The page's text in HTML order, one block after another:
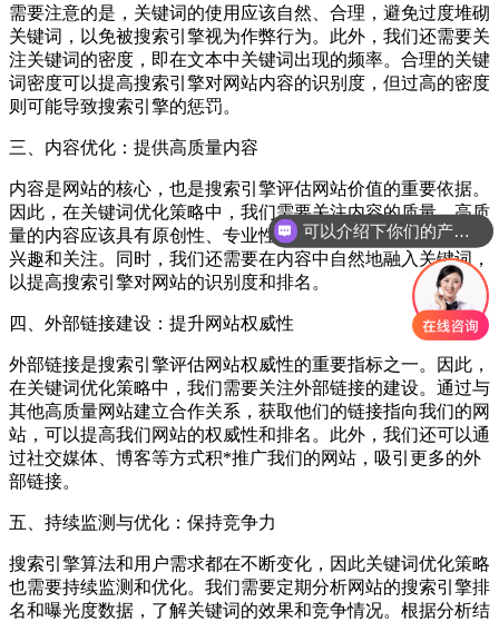
需要注意的是，关键词的使用应该自然、合理，避免过度堆砌
关键词，以免被搜索引擎视为作弊行为。此外，我们还需要关
注关键词的密度，即在文本中关键词出现的频率。合理的关键
词密度可以提高搜索引擎对网站内容的识别度，但过高的密度
则可能导致搜索引擎的惩罚。
三、内容优化：提供高质量内容
内容是网站的核心，也是搜索引擎评估网站价值的重要依据。
因此，在关键词优化策略中，我们需要关注内容的质量。高质
量的内容应该具有原创性、专业性和有用性，能够吸引用户的
兴趣和关注。同时，我们还需要在内容中自然地融入关键词，
以提高搜索引擎对网站的识别度和排名。
四、外部链接建设：提升网站权威性
外部链接是搜索引擎评估网站权威性的重要指标之一。因此，
在关键词优化策略中，我们需要关注外部链接的建设。通过与
其他高质量网站建立合作关系，获取他们的链接指向我们的网
站，可以提高我们网站的权威性和排名。此外，我们还可以通
过社交媒体、博客等方式积*推广我们的网站，吸引更多的外
部链接。
五、持续监测与优化：保持竞争力
搜索引擎算法和用户需求都在不断变化，因此关键词优化策略
也需要持续监测和优化。我们需要定期分析网站的搜索引擎排
名和曝光度数据，了解关键词的效果和竞争情况。根据分析结
可以介绍下你们的产品么？
你们是怎么收费的呢？